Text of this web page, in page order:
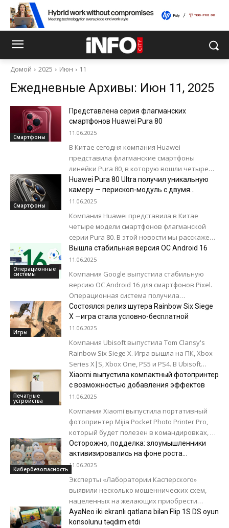
Домой 2025 Июн 11
Ежедневные Архивы: Июн 11, 2025
Смартфоны
Представлена серия флагманских
смартфонов Huawei Pura 80
11.06.2025
В Китае сегодня компания Huawei
представила флагманские смартфоны
линейки Pura 80, в которую вошли четыре
модели. Про старшую модель Pura 80 Ultra
можно прочитать...
Смартфоны
Huawei Pura 80 Ultra получил уникальную
камеру — перископ-модуль с двумя
объективами
11.06.2025
Компания Huawei представила в Китае
четыре модели смартфонов флагманской
серии Pura 80. В этой новости мы расскажем
о старшей модели Pura 80 Ultra. Основной...
Операционные
системы
Вышла стабильная версия ОС Android 16
11.06.2025
Компания Google выпустила стабильную
версию ОС Android 16 для смартфонов Pixel.
Операционная система получила
обновленный дизайн, а также ряд
улучшений по части безопасности и...
Игры
Состоялся релиз шутера Rainbow Six Siege
X —игра стала условно-бесплатной
11.06.2025
Компания Ubisoft выпустила Tom Clansy's
Rainbow Six Siege X. Игра вышла на ПК, Xbox
Series X|S, Xbox One, PS5 и PS4. В Ubisoft
заявили,...
Печатные
устройства
Xiaomi выпустила компактный фотопринтер
с возможностью добавления эффектов
11.06.2025
Компания Xiaomi выпустила портативный
фотопринтер Mijia Pocket Photo Printer Pro,
который будет полезен в командировках, на
общественных мероприятиях и т.д.
Габариты составляют 142,5 х...
Кибербезопасность
Осторожно, подделка: злоумышленники
активизировались на фоне роста
популярности Labubu
11.06.2025
Эксперты «Лаборатории Касперского»
выявили несколько мошеннических схем,
нацеленных на желающих приобрести
игрушки Labubu Скам-сайты. С мая 2025 года
компания выявила сотни мошеннических
AyaNeo iki ekranlı qatlana bilən Flip 1S DS oyun
konsolunu təqdim etdi